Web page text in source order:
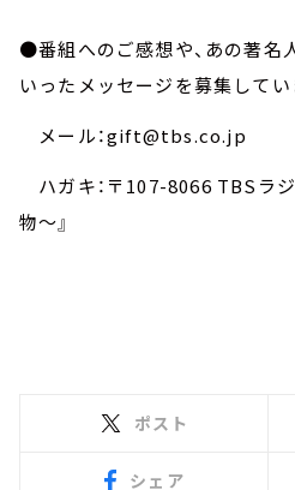
●番組へのご感想や、あの著名
いったメッセージを募集してい
メール：gift@tbs.co.jp
ハガキ：〒107-8066 TBSラ
物～』
ポスト
シェア